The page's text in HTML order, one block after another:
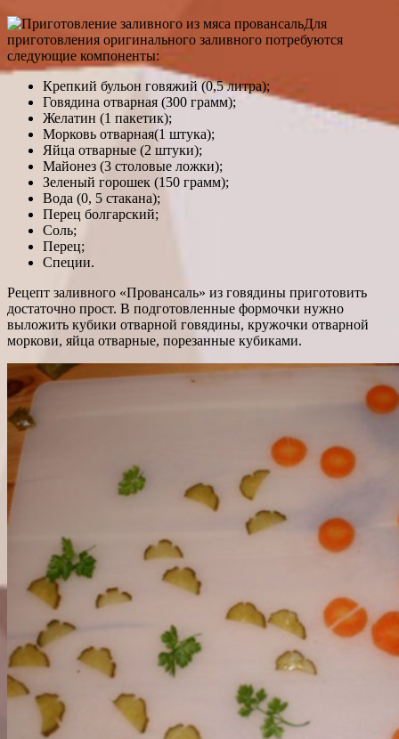
Для
приготовления оригинального заливного потребуются
следующие компоненты:
Крепкий бульон говяжий (0,5 литра);
Говядина отварная (300 грамм);
Желатин (1 пакетик);
Морковь отварная(1 штука);
Яйца отварные (2 штуки);
Майонез (3 столовые ложки);
Зеленый горошек (150 грамм);
Вода (0, 5 стакана);
Перец болгарский;
Соль;
Перец;
Специи.
Рецепт заливного «Провансаль» из говядины приготовить
достаточно прост. В подготовленные формочки нужно
выложить кубики отварной говядины, кружочки отварной
моркови, яйца отварные, порезанные кубиками.